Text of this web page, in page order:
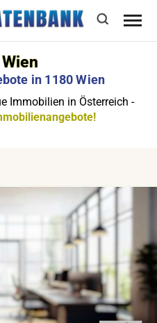
in 1180 Wien
Immobilien in Österreich -